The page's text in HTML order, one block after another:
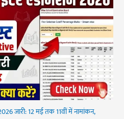
जारी: 12 मई तक 11वीं में नामांकन,